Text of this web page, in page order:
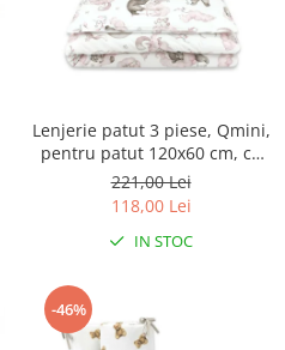
Lenjerie patut 3 piese, Qmini,
pentru patut 120x60 cm, cu
protectie laterala, din
bumbac, Teddy Bear and
Friends Pink
221,00 Lei
118,00 Lei
IN STOC
-46%